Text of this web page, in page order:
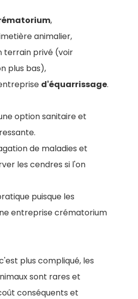
,
animalier,
terrain privé (voir
plus bas),
d'équarrissage.
option sanitaire et
de maladies et
les cendres si l'on
puisque les
entreprise crématorium
plus compliqué, les
sont rares et
conséquents et